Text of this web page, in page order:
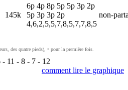
145k
6p 4p 8p 5p 5p 3p 2p
5p 3p 3p 2p
4,6,2,5,5,7,8,5,7,7,8,5
non-
des quatre pieds), • pour la première fois.
- 11 - 8 - 7 - 12
comment lire le graphique